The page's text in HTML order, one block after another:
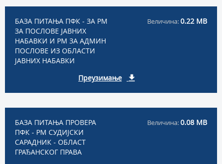
БАЗА ПИТАЊА ПФК - ЗА РМ
ЗА ПОСЛОВЕ ЈАВНИХ
НАБАВКИ И РМ ЗА АДМИН
ПОСЛОВЕ ИЗ ОБЛАСТИ
ЈАВНИХ НАБАВКИ
Величина:0.22 MB
Преузимање
БАЗА ПИТАЊА ПРОВЕРА
ПФК - РМ СУДИЈСКИ
САРАДНИК - ОБЛАСТ
ГРАЂАНСКОГ ПРАВА
Величина:0.08 MB